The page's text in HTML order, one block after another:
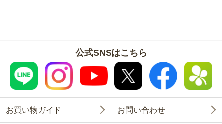
公式SNSはこちら
お買い物ガイド お問い合わせ